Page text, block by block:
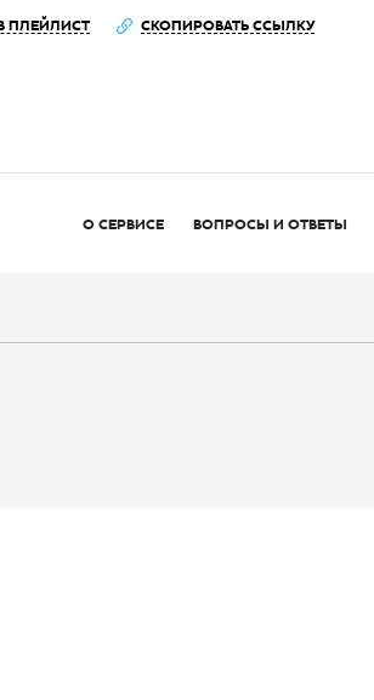
ПЛЕЙЛИСТ СКОПИРОВАТЬ ССЫЛКУ
О СЕРВИСЕ ВОПРОСЫ И ОТВЕТЫ